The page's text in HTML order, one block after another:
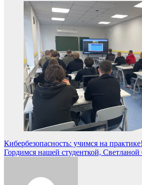
Навигация
по
Кибербезопасность: учимся на практике!
Гордимся нашей студенткой,